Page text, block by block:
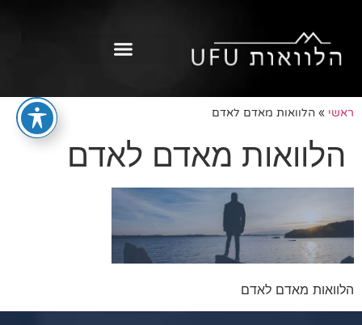
ראשי » הלוואות מאדם לאדם
הלוואות מאדם לאדם
הלוואות מאדם לאדם